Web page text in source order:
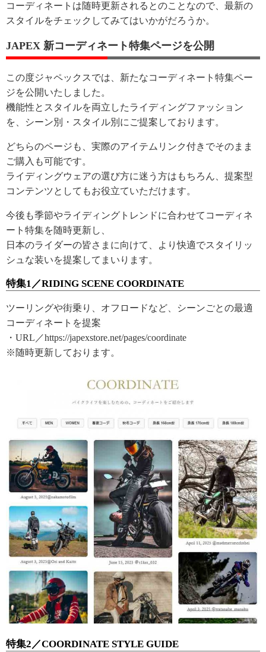
コーディネートは随時更新されるとのことなので、最新の
スタイルをチェックしてみてはいかがだろうか。
JAPEX 新コーディネート特集ページを公開
この度ジャペックスでは、新たなコーディネート特集ペー
ジを公開いたしました。
機能性とスタイルを両立したライディングファッション
を、シーン別・スタイル別にご提案しております。
どちらのページも、実際のアイテムリンク付きでそのまま
ご購入も可能です。
ライディングウェアの選び方に迷う方はもちろん、提案型
コンテンツとしてもお役立ていただけます。
今後も季節やライディングトレンドに合わせてコーディネ
ート特集を随時更新し、
日本のライダーの皆さまに向けて、より快適でスタイリッ
シュな装いを提案してまいります。
特集1／RIDING SCENE COORDINATE
ツーリングや街乗り、オフロードなど、シーンごとの最適
コーディネートを提案
・URL／https://japexstore.net/pages/coordinate
※随時更新しております。
特集2／COORDINATE STYLE GUIDE